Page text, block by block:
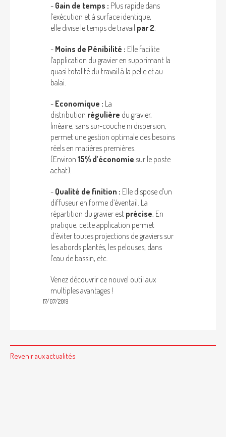
- Gain de temps : Plus rapide dans
l’exécution et à surface identique,
elle divise le temps de travail par 2.
- Moins de Pénibilité : Elle facilite
l’application du gravier en supprimant la
quasi totalité du travail à la pelle et au
balai.
- Economique : La
distribution régulière du gravier,
linéaire, sans sur-couche ni dispersion,
permet une gestion optimale des besoins
réels en matières premières.
(Environ 15% d’économie sur le poste
achat).
- Qualité de finition : Elle dispose d’un
diffuseur en forme d’éventail. La
répartition du gravier est précise. En
pratique, cette application permet
d’éviter toutes projections de graviers sur
les abords plantés, les pelouses, dans
l’eau de bassin, etc.
Venez découvrir ce nouvel outil aux
multiples avantages !
17/07/2019
Revenir aux actualités